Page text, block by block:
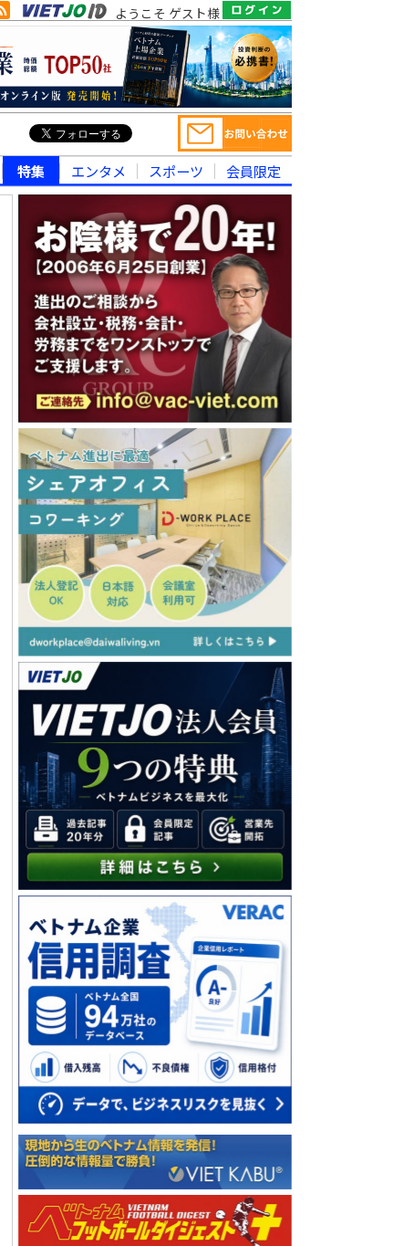
ようこそ ゲスト様
特集 エンタメ スポーツ 会員限定